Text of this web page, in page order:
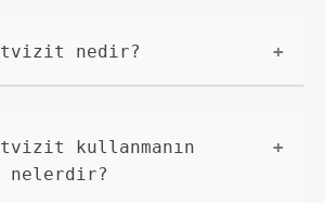
nedir?
İşletme veya bireysel
elektronik olarak
kullanmanın
nelerdir?